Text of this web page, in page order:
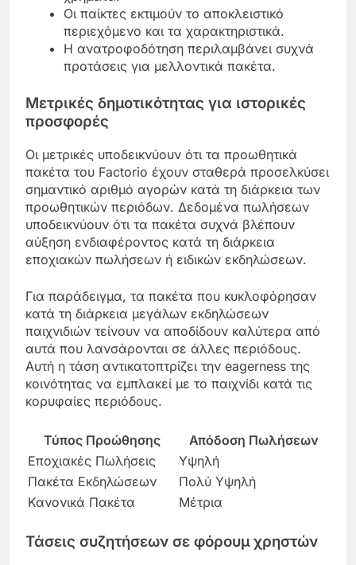
Οι παίκτες εκτιμούν το αποκλειστικό
περιεχόμενο και τα χαρακτηριστικά.
Η ανατροφοδότηση περιλαμβάνει συχνά
προτάσεις για μελλοντικά πακέτα.
Μετρικές δημοτικότητας για ιστορικές
προσφορές
Οι μετρικές υποδεικνύουν ότι τα προωθητικά
πακέτα του Factorio έχουν σταθερά προσελκύσει
σημαντικό αριθμό αγορών κατά τη διάρκεια των
προωθητικών περιόδων. Δεδομένα πωλήσεων
υποδεικνύουν ότι τα πακέτα συχνά βλέπουν
αύξηση ενδιαφέροντος κατά τη διάρκεια
εποχιακών πωλήσεων ή ειδικών εκδηλώσεων.
Για παράδειγμα, τα πακέτα που κυκλοφόρησαν
κατά τη διάρκεια μεγάλων εκδηλώσεων
παιχνιδιών τείνουν να αποδίδουν καλύτερα από
αυτά που λανσάρονται σε άλλες περιόδους.
Αυτή η τάση αντικατοπτρίζει την eagerness της
κοινότητας να εμπλακεί με το παιχνίδι κατά τις
κορυφαίες περιόδους.
Τύπος Προώθησης
Απόδοση Πωλήσεων
Εποχιακές Πωλήσεις
Υψηλή
Πακέτα Εκδηλώσεων
Πολύ Υψηλή
Κανονικά Πακέτα
Μέτρια
Τάσεις συζητήσεων σε φόρουμ χρηστών